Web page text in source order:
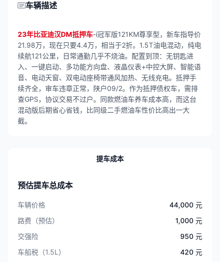
车辆描述
23年比亚迪汉DM抵押车-i冠军版121KM尊享型，新车指导价
21.98万，现在只要4.4万，相当于2折。1.5T油电混动，纯电
续航121公里，日常通勤几乎不烧油。配置到顶：无钥匙进
入、一键启动、多功能方向盘、液晶仪表+中控大屏、智能语
音、电动天窗、双电动座椅带通风加热、无线充电。抵押手
续齐全，审车违章正常，陕户09/2。作为抵押债权车，需排
查GPS，协议交易不过户。同款燃油车养车成本高，而这台
混动版后期省心省钱，比同级二手燃油车性价比高出一大
截。
提车成本
预估提车总成本
车辆价格
44,000 元
路费（预估）
1,000 元
交强险
950 元
车船税（1.5L）
420 元